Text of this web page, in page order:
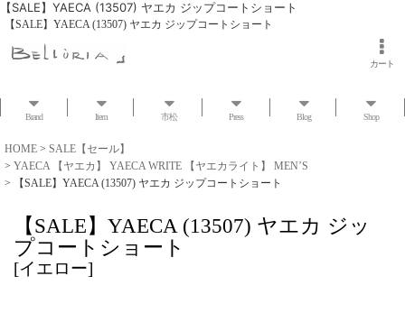
【SALE】YAECA (13507) ヤエカ ジップコートショート
【SALE】YAECA (13507) ヤエカ ジップコートショート
カート
Brand Item 市松 Press Blog Shop
HOME > SALE【セール】
> YAECA 【ヤエカ】 YAECA WRITE 【ヤエカライト】 MEN’S
>
【SALE】YAECA (13507) ヤエカ ジップコートショート
【SALE】YAECA (13507) ヤエカ ジッ
プコートショート
[イエロー]